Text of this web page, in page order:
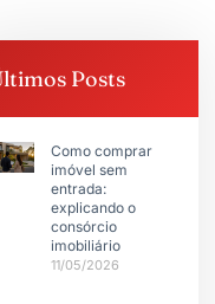
Posts
Como comprar
imóvel sem
entrada:
explicando o
consórcio
imobiliário
11/05/2026